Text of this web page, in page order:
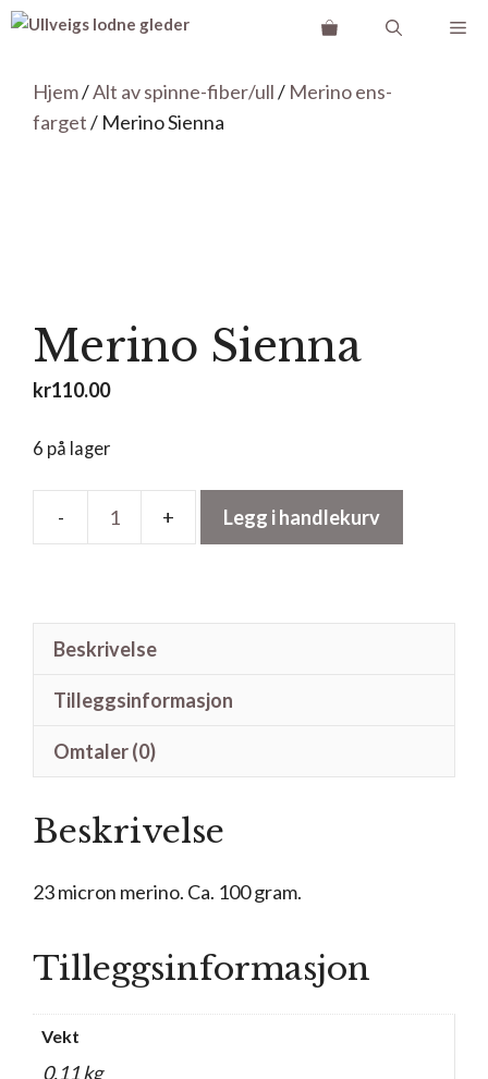
Hopp
Hjem/Alt av spinne-fiber/ull/ Merino ens-
farget/ Merino Sienna
Merino Sienna
kr110.00
6 på lager
Merino
Legg i handlekurv
Beskrivelse
Tilleggsinformasjon
Omtaler (0)
Beskrivelse
23 micron merino. Ca. 100 gram.
Tilleggsinformasjon
Vekt
0.11 kg